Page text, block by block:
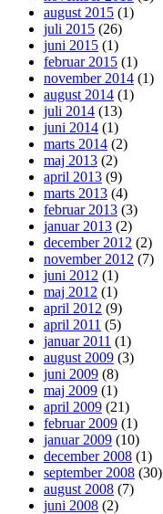
august 2015 (1)
juli 2015 (26)
juni 2015 (1)
februar 2015 (1)
november 2014 (1)
august 2014 (1)
juli 2014 (13)
juni 2014 (1)
marts 2014 (2)
maj 2013 (2)
april 2013 (9)
marts 2013 (4)
februar 2013 (3)
januar 2013 (2)
december 2012 (2)
november 2012 (7)
juni 2012 (1)
maj 2012 (1)
april 2012 (9)
april 2011 (5)
januar 2011 (1)
august 2009 (3)
juni 2009 (8)
maj 2009 (1)
april 2009 (21)
februar 2009 (1)
januar 2009 (10)
december 2008 (1)
september 2008 (30)
august 2008 (7)
juni 2008 (2)